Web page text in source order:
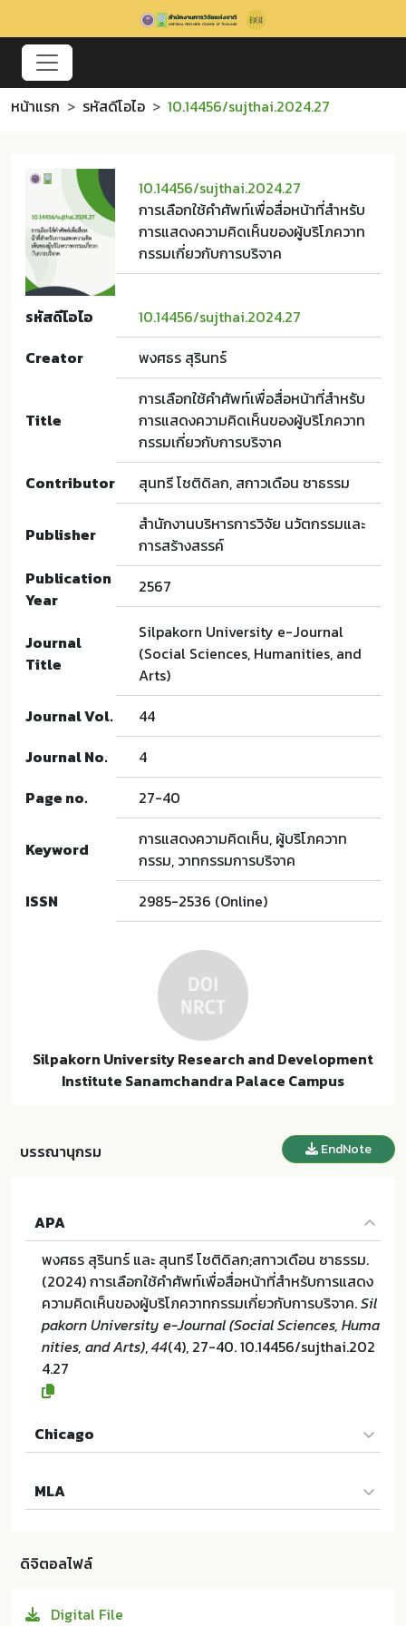
หน้าแรก รหัสดีโอไอ 10.14456/sujthai.2024.27
10.14456/sujthai.2024.27
การเลือกใช้คำศัพท์เพื่อสื่อหน้าที่สำหรับ
การแสดงความคิดเห็นของผู้บริโภควาท
กรรมเกี่ยวกับการบริจาค
รหัสดีโอไอ
10.14456/sujthai.2024.27
Creator
พงศธร สุรินทร์
Title
การเลือกใช้คำศัพท์เพื่อสื่อหน้าที่สำหรับ
การแสดงความคิดเห็นของผู้บริโภควาท
กรรมเกี่ยวกับการบริจาค
Contributor
สุนทรี โชติดิลก, สกาวเดือน ซาธรรม
Publisher
สำนักงานบริหารการวิจัย นวัตกรรมและ
การสร้างสรรค์
Publication
Year
2567
Journal
Title
Silpakorn University e-Journal
(Social Sciences, Humanities, and
Arts)
Journal Vol.
44
Journal No.
4
Page no.
27-40
Keyword
การแสดงความคิดเห็น, ผู้บริโภควาท
กรรม, วาทกรรมการบริจาค
ISSN
2985-2536 (Online)
Silpakorn University Research and Development
Institute Sanamchandra Palace Campus
บรรณานุกรม EndNote
APA
พงศธร สุรินทร์ และ สุนทรี โชติดิลก;สกาวเดือน ซาธรรม.
(2024) การเลือกใช้คำศัพท์เพื่อสื่อหน้าที่สำหรับการแสดง
ความคิดเห็นของผู้บริโภควาทกรรมเกี่ยวกับการบริจาค.Sil
pakorn University e-Journal (Social Sciences, Huma
nities, and Arts),44(4), 27-40. 10.14456/sujthai.202
4.27
Chicago
"การเลือกใช้คำศัพท์เพื่อสื่อหน้าที่สำหรับการแสดงความคิ
ดเห็นของผู้บริโภควาทกรรมเกี่ยวกับการบริจาค". Silpakor
s, and Arts) 44 (2024):27-40. 10.14456/sujthai.2024.
MLA
ห็นของผู้บริโภควาทกรรมเกี่ยวกับการบริจาค. สำนักงานบริ
14456/sujthai.2024.27
ดิจิตอลไฟล์
Digital File